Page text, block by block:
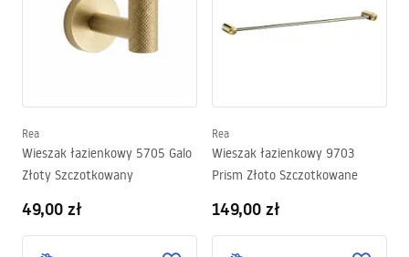
Rea
Wieszak łazienkowy 5705 Galo
Złoty Szczotkowany
49,00 zł
Rea
Wieszak łazienkowy 9703
Prism Złoto Szczotkowane
149,00 zł